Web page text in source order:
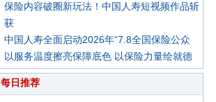
保险内容破圈新玩法！中国人寿短视频作品斩
获
中国人寿全面启动2026年“7.8全国保险公众
以服务温度擦亮保障底色 以保险力量绘就德
每日推荐